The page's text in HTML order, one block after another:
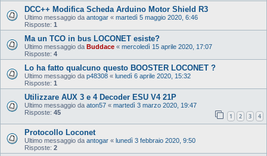
DCC++ Modifica Scheda Arduino Motor Shield R3
Ultimo messaggio da antogar « martedì 5 maggio 2020, 6:46
Risposte: 1
Ma un TCO in bus LOCONET esiste?
Ultimo messaggio da Buddace « mercoledì 15 aprile 2020, 17:07
Risposte: 4
Lo ha fatto qualcuno questo BOOSTER LOCONET ?
Ultimo messaggio da p48308 « lunedì 6 aprile 2020, 15:32
Risposte: 1
Utilizzare AUX 3 e 4 Decoder ESU V4 21P
Ultimo messaggio da aton57 « martedì 3 marzo 2020, 19:47
Risposte: 45 1 2 3 4
Protocollo Loconet
Ultimo messaggio da antogar « lunedì 3 febbraio 2020, 9:50
Risposte: 2